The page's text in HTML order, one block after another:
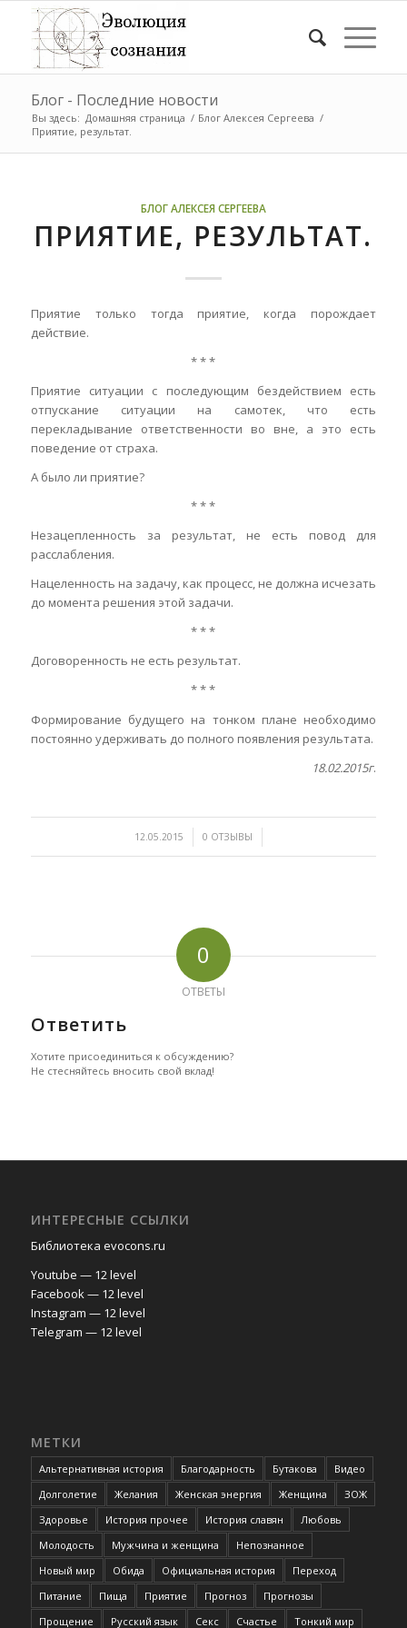
Блог - Последние новости
Вы здесь: Домашняя страница / Блог Алексея Сергеева /
Приятие, результат.
БЛОГ АЛЕКСЕЯ СЕРГЕЕВА
ПРИЯТИЕ, РЕЗУЛЬТАТ.
Приятие только тогда приятие, когда порождает
действие.
* * *
Приятие ситуации с последующим бездействием есть
отпускание ситуации на самотек, что есть
перекладывание ответственности во вне, а это есть
поведение от страха.
А было ли приятие?
* * *
Незацепленность за результат, не есть повод для
расслабления.
Нацеленность на задачу, как процесс, не должна исчезать
до момента решения этой задачи.
* * *
Договоренность не есть результат.
* * *
Формирование будущего на тонком плане необходимо
постоянно удерживать до полного появления результата.
18.02.2015г.
12.05.2015
/ 0 ОТЗЫВЫ
/
0
ОТВЕТЫ
Ответить
Хотите присоединиться к обсуждению?
Не стесняйтесь вносить свой вклад!
ИНТЕРЕСНЫЕ ССЫЛКИ
Библиотека evocons.ru
Youtube — 12 level
Facebook — 12 level
Instagram — 12 level
Telegram — 12 level
МЕТКИ
Альтернативная история Благодарность Бутакова
Видео
Долголетие
Желания Женская энергия Женщина
ЗОЖ
Здоровье
История прочее История славян
Любовь
Молодость
Мужчина и женщина
Непознанное
Новый мир
Обида Официальная история
Переход
Питание
Пища Приятие Прогноз
Прогнозы
Прощение
Русский язык Секс Счастье Тонкий мир